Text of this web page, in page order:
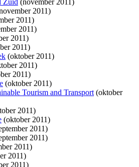
Zuid (november 2011)
2011)
2011)
2011)
2011)
2011)
(oktober 2011)
2011)
2011)
(oktober 2011)
Tourism and Transport(oktober
2011)
(oktober 2011)
2011)
2011)
2011)
2011)
2011)